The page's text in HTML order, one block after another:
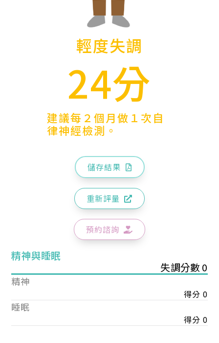
輕度失調
24分
建議每２個月做１次自
律神經檢測。
儲存結果
重新評量
預約諮詢
精神與睡眠
失調分數 0
精神
得分 0
睡眠
得分 0